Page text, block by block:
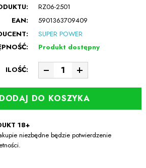
RZ06-2501
EAN:
5901363709409
SUPER POWER
Produkt dostępny
ILOŚĆ:
DODAJ DO KOSZYKA
18+
niezbędne będzie potwierdzenie